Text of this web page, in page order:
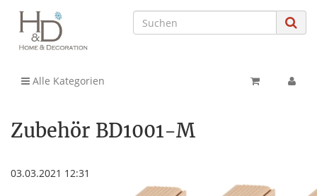
Alle Kategorien
Zubehör BD1001-M
03.03.2021 12:31